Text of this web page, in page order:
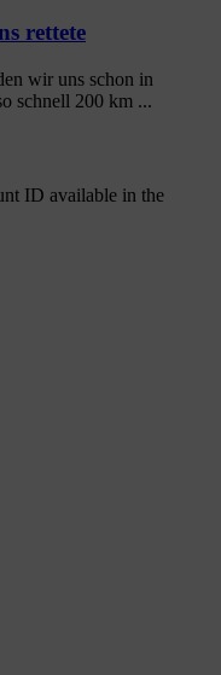
rettete
wir uns schon in
schnell 200 km ...
ID available in the